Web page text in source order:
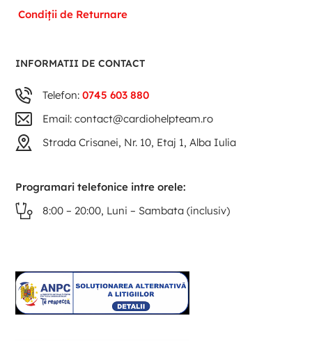
Condiții de Returnare
INFORMATII DE CONTACT
Telefon:0745 603 880
Email: contact@cardiohelpteam.ro
Strada Crisanei, Nr. 10, Etaj 1, Alba Iulia
Programari telefonice intre orele:
8:00 – 20:00, Luni – Sambata (inclusiv)